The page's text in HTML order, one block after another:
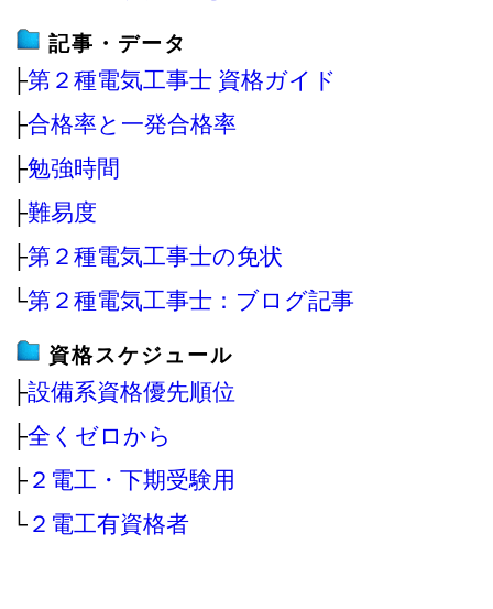
記事・データ
├第２種電気工事士 資格ガイド
├合格率と一発合格率
├勉強時間
├難易度
├第２種電気工事士の免状
└第２種電気工事士：ブログ記事
資格スケジュール
├設備系資格優先順位
├全くゼロから
├ ２電工・下期受験用
└ ２電工有資格者